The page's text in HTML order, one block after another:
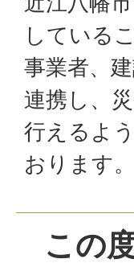
している
事業者、
連携し、
行えるよ
おります。
この